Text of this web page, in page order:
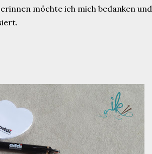
möchte ich mich bedanken und